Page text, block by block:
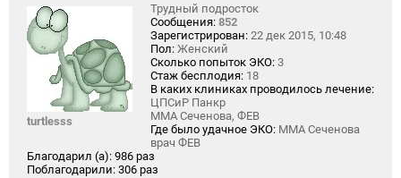
turtlesss
Трудный подросток
Сообщения: 852
Зарегистрирован: 22 дек 2015, 10:48
Пол: Женский
Сколько попыток ЭКО: 3
Стаж бесплодия: 18
В каких клиниках проводилось лечение:
ЦПСиР Панкр
ММА Сеченова, ФЕВ
Где было удачное ЭКО: ММА Сеченова
врач ФЕВ
Благодарил (а): 986 раз
Поблагодарили: 306 раз